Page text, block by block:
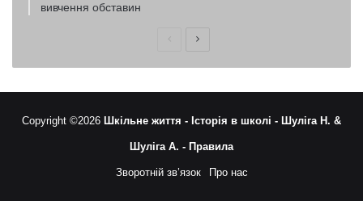
вивчення обставин
ПопередняНаступна
Copyright ©2026 Шкільне життя - Історія в школі - Шуліга Н. &
Шуліга А. - Правила
Зворотній зв’язок Про нас